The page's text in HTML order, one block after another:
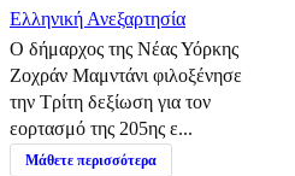
Ελληνική Ανεξαρτησία
Ο δήμαρχος της Νέας Υόρκης
Ζοχράν Μαμντάνι φιλοξένησε
την Τρίτη δεξίωση για τον
εορτασμό της 205ης ε...
Μάθετε περισσότερα